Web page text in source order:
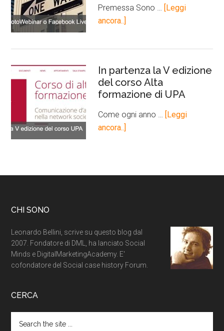
Premessa Sono …
[Leggi
ancora..]
In partenza la V edizione
del corso Alta
formazione di UPA
Come ogni anno …
[Leggi
ancora..]
CHI SONO
Leonardo Bellini, scrive su questo blog dal
2007. Fondatore di DML, ha lanciato Social
Minds e DigitalMarketingAcademy. E'
cofondatore del Social case history Forum.
CERCA